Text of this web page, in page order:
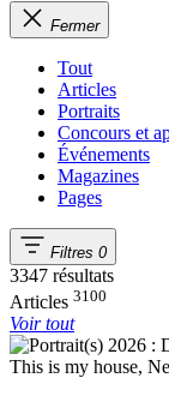
Fermer
Tout
Articles
Portraits
Concours et
Événements
Magazines
Pages
Filtres 0
3347 résultats
Articles 3100
Voir tout
This is my house,